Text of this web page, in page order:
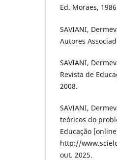
Ed. Moraes,
SAVIANI,
Autores
SAVIANI,
Revista de
2008.
SAVIANI,
teóricos do
Educação
http://
out. 2025.